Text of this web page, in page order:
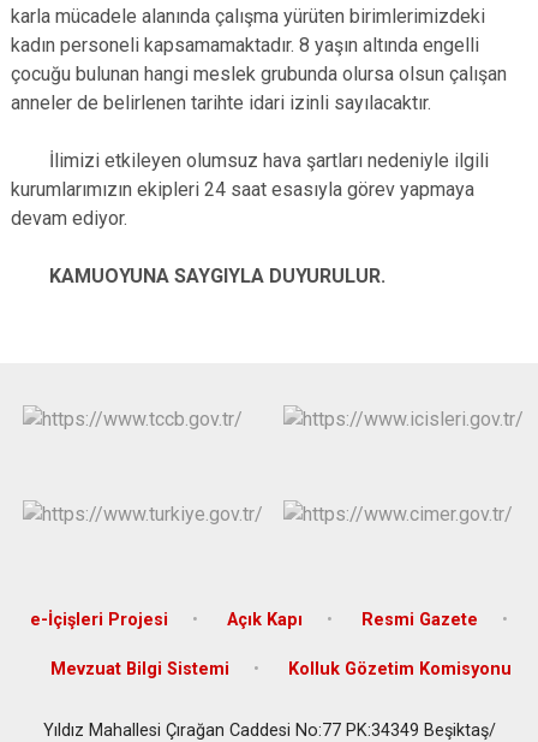
karla mücadele alanında çalışma yürüten birimlerimizdeki
kadın personeli kapsamamaktadır. 8 yaşın altında engelli
çocuğu bulunan hangi meslek grubunda olursa olsun çalışan
anneler de belirlenen tarihte idari izinli sayılacaktır.
İlimizi etkileyen olumsuz hava şartları nedeniyle ilgili
kurumlarımızın ekipleri 24 saat esasıyla görev yapmaya
devam ediyor.
KAMUOYUNA SAYGIYLA DUYURULUR.
e-İçişleri Projesi Açık Kapı Resmi Gazete
Mevzuat Bilgi Sistemi Kolluk Gözetim Komisyonu
Yıldız Mahallesi Çırağan Caddesi No:77 PK:34349 Beşiktaş/